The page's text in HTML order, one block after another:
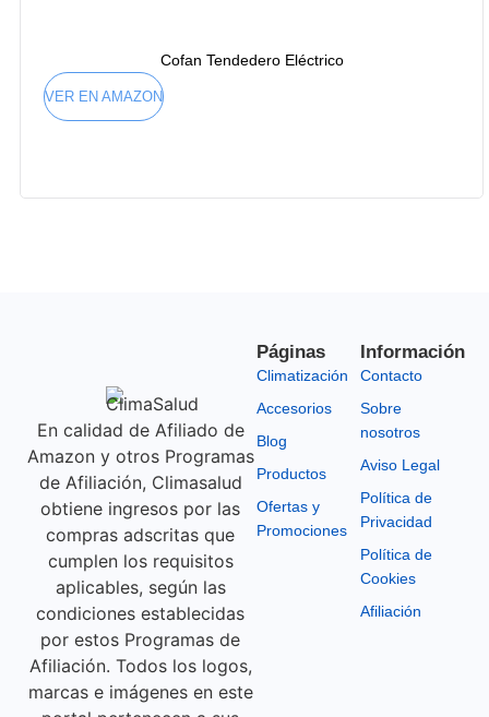
Cofan Tendedero Eléctrico
VER EN AMAZON
En calidad de Afiliado de
Amazon y otros Programas
de Afiliación, Climasalud
obtiene ingresos por las
compras adscritas que
cumplen los requisitos
aplicables, según las
condiciones establecidas
por estos Programas de
Afiliación. Todos los logos,
marcas e imágenes en este
Páginas
Climatización
Accesorios
Blog
Productos
Ofertas y
Promociones
Información
Contacto
Sobre
nosotros
Aviso Legal
Política de
Privacidad
Política de
Cookies
Afiliación